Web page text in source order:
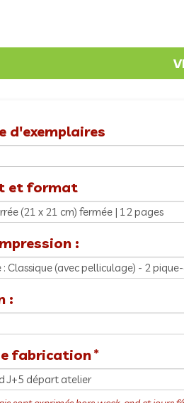
d'exemplaires
et format
:
:
fabrication